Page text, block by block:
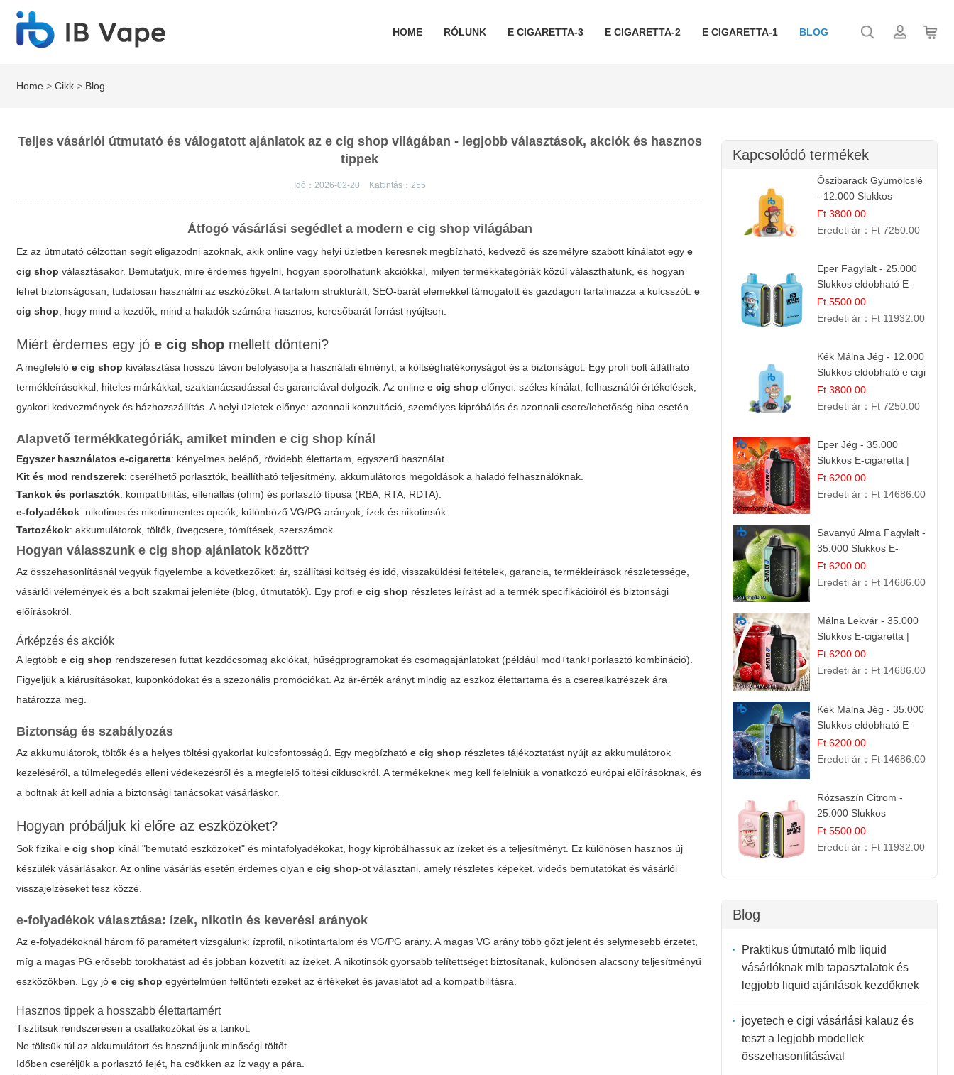
HOME RÓLUNK E CIGARETTA-3 E CIGARETTA-2 E CIGARETTA-1 BLOG
Home >Cikk > Blog
Teljes vásárlói útmutató és válogatott ajánlatok az e cig shop világában - legjobb választások, akciók és hasznos
tippek
Idő：2026-02-20 Kattintás： 255
Átfogó vásárlási segédlet a modern e cig shopvilágában
Ez az útmutató célzottan segít eligazodni azoknak, akik online vagy helyi üzletben keresnek megbízható, kedvező és személyre szabott kínálatot egye
cig shop választásakor. Bemutatjuk, mire érdemes figyelni, hogyan spórolhatunk akciókkal, milyen termékkategóriák közül választhatunk, és hogyan
lehet biztonságosan, tudatosan használni az eszközöket. A tartalom strukturált, SEO-barát elemekkel támogatott és gazdagon tartalmazza a kulcsszót:e
cig shop , hogy mind a kezdők, mind a haladók számára hasznos, keresőbarát forrást nyújtson.
Miért érdemes egy jóe cig shop mellett dönteni?
A megfelelőe cig shop kiválasztása hosszú távon befolyásolja a használati élményt, a költséghatékonyságot és a biztonságot. Egy profi bolt átlátható
termékleírásokkal, hiteles márkákkal, szaktanácsadással és garanciával dolgozik. Az onlinee cig shop előnyei: széles kínálat, felhasználói értékelések,
gyakori kedvezmények és házhozszállítás. A helyi üzletek előnye: azonnali konzultáció, személyes kipróbálás és azonnali csere/lehetőség hiba esetén.
Alapvető termékkategóriák, amiket mindene cig shop kínál
Egyszer használatos e-cigaretta: kényelmes belépő, rövidebb élettartam, egyszerű használat.
Kit és mod rendszerek: cserélhető porlasztók, beállítható teljesítmény, akkumulátoros megoldások a haladó felhasználóknak.
Tankok és porlasztók: kompatibilitás, ellenállás (ohm) és porlasztó típusa (RBA, RTA, RDTA).
e-folyadékok: nikotinos és nikotinmentes opciók, különböző VG/PG arányok, ízek és nikotinsók.
Tartozékok: akkumulátorok, töltők, üvegcsere, tömítések, szerszámok.
Hogyan válasszunke cig shop ajánlatok között?
Az összehasonlításnál vegyük figyelembe a következőket: ár, szállítási költség és idő, visszaküldési feltételek, garancia, termékleírások részletessége,
vásárlói vélemények és a bolt szakmai jelenléte (blog, útmutatók). Egy profie cig shop részletes leírást ad a termék specifikációiról és biztonsági
előírásokról.
Árképzés és akciók
A legtöbbe cig shop rendszeresen futtat kezdőcsomag akciókat, hűségprogramokat és csomagajánlatokat (például mod+tank+porlasztó kombináció).
Figyeljük a kiárusításokat, kuponkódokat és a szezonális promóciókat. Az ár-érték arányt mindig az eszköz élettartama és a cserealkatrészek ára
határozza meg.
Biztonság és szabályozás
Az akkumulátorok, töltők és a helyes töltési gyakorlat kulcsfontosságú. Egy megbízhatóe cig shop részletes tájékoztatást nyújt az akkumulátorok
kezeléséről, a túlmelegedés elleni védekezésről és a megfelelő töltési ciklusokról. A termékeknek meg kell felelniük a vonatkozó európai előírásoknak, és
a boltnak át kell adnia a biztonsági tanácsokat vásárláskor.
Hogyan próbáljuk ki előre az eszközöket?
Sok fizikaie cig shop kínál "bemutató eszközöket" és mintafolyadékokat, hogy kipróbálhassuk az ízeket és a teljesítményt. Ez különösen hasznos új
készülék vásárlásakor. Az online vásárlás esetén érdemes olyane cig shop-ot választani, amely részletes képeket, videós bemutatókat és vásárlói
visszajelzéseket tesz közzé.
e-folyadékok választása: ízek, nikotin és keverési arányok
Az e-folyadékoknál három fő paramétert vizsgálunk: ízprofil, nikotintartalom és VG/PG arány. A magas VG arány több gőzt jelent és selymesebb érzetet,
míg a magas PG erősebb torokhatást ad és jobban közvetíti az ízeket. A nikotinsók gyorsabb telítettséget biztosítanak, különösen alacsony teljesítményű
eszközökben. Egy jóe cig shop egyértelműen feltünteti ezeket az értékeket és javaslatot ad a kompatibilitásra.
Hasznos tippek a hosszabb élettartamért
Tisztítsuk rendszeresen a csatlakozókat és a tankot.
Ne töltsük túl az akkumulátort és használjunk minőségi töltőt.
Időben cseréljük a porlasztó fejét, ha csökken az íz vagy a pára.
Kapcsolódó termékek
Őszibarack Gyümölcslé
- 12.000 Slukkos
eldobható e-Cigaretta |
Friss Gyümölcs Íz
Ft 3800.00
Eredeti ár： Ft 7250.00
Eper Fagylalt - 25.000
Slukkos eldobható E-
cigaretta | Édes
Desszert Íz
Ft 5500.00
Eredeti ár： Ft 11932.00
Kék Málna Jég - 12.000
Slukkos eldobható e cigi
| Frissítő Bogyós Íz
Ft 3800.00
Eredeti ár： Ft 7250.00
Eper Jég - 35.000
Slukkos E-cigaretta |
IBVape Bar
Ft 6200.00
Eredeti ár： Ft 14686.00
Savanyú Alma Fagylalt -
35.000 Slukkos E-
cigaretta | IBVape Bar
Ft 6200.00
Eredeti ár： Ft 14686.00
Málna Lekvár - 35.000
Slukkos E-cigaretta |
IBVape Bar Édes
Gyümölcs Íz
Ft 6200.00
Eredeti ár： Ft 14686.00
Kék Málna Jég - 35.000
Slukkos eldobható E-
cigaretta | Frissítő
Ízélmény
Ft 6200.00
Eredeti ár： Ft 14686.00
Rózsaszín Citrom -
25.000 Slukkos
eldobható e-Cigaretta |
IBvape Bar
Ft 5500.00
Eredeti ár： Ft 11932.00
Blog
Praktikus útmutató mlb liquid
vásárlóknak mlb tapasztalatok és
legjobb liquid ajánlások kezdőknek
joyetech e cigi vásárlási kalauz és
teszt a legjobb modellek
összehasonlításával